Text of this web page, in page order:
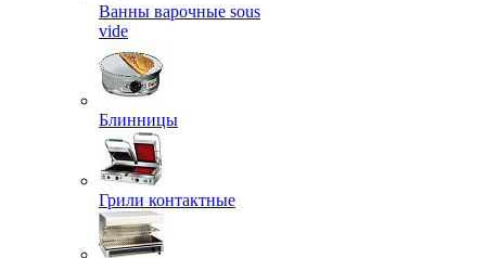
Ванны варочные sous
vide
Блинницы
Грили контактные